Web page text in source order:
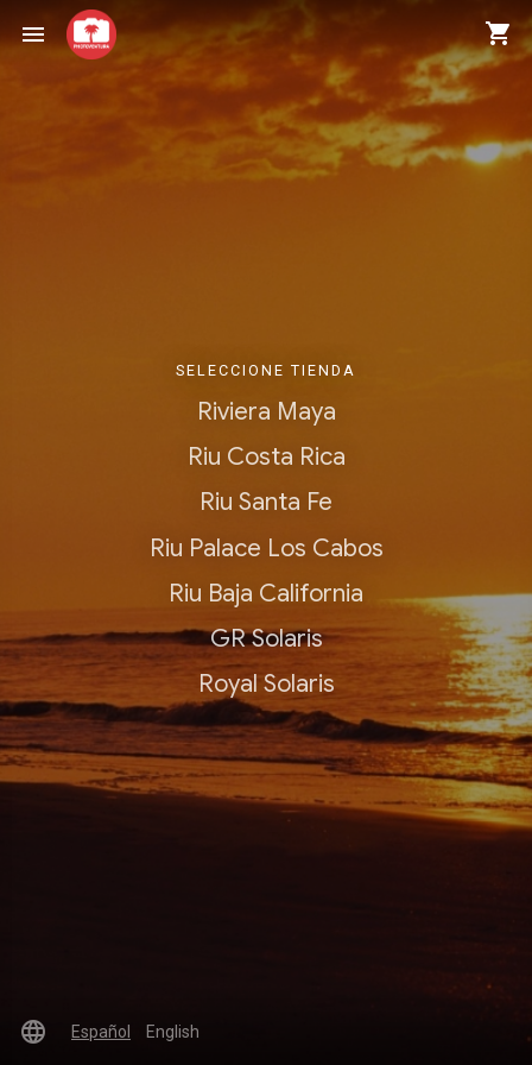
menu shopping_cart
SELECCIONE TIENDA
Riviera Maya
Riu Costa Rica
Riu Santa Fe
Riu Palace Los Cabos
Riu Baja California
GR Solaris
Royal Solaris
language Español English